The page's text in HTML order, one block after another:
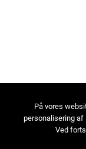
På vores
personalisering af
Ved